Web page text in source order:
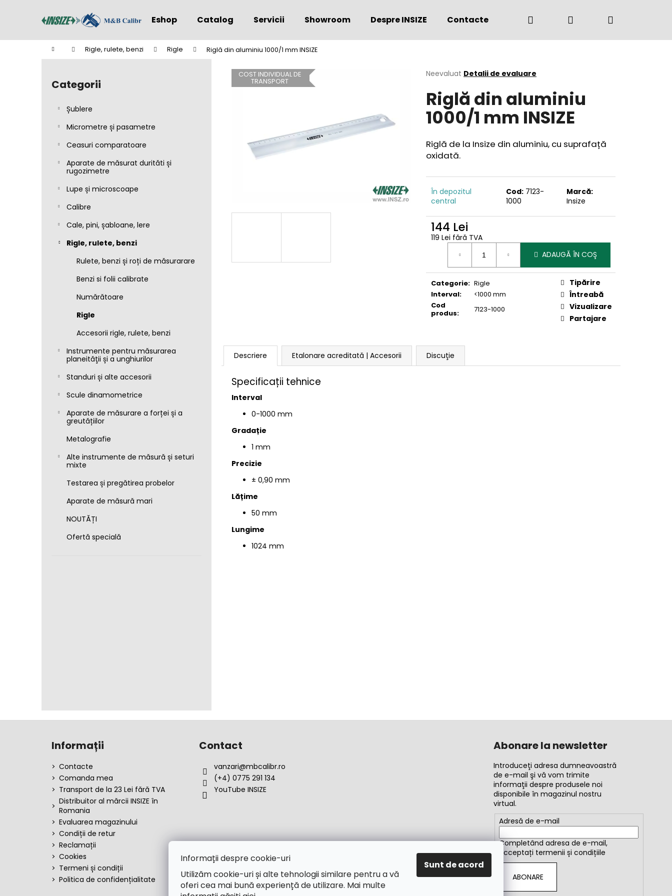
Informații despre cookie-uri
Utilizăm cookie-uri și alte tehnologii similare pentru a vă
oferi cea mai bună experiență de utilizare. Mai multe
Sunt de acord
Eshop Catalog Servicii Showroom Despre INSIZE Contacte (+4) 0775 291 134
Căutare Autentificare
Acasă Rigle, rulete, benzi Rigle Riglă din aluminiu 1000/1 mm INSIZE
B
Sari
Categorii
Șublere
Micrometre și pasametre
Ceasuri comparatoare
Aparate de măsurat durităti și
rugozimetre
Lupe și microscoape
Calibre
Cale, pini, șabloane, lere
Rigle, rulete, benzi
Rulete, benzi și roți de măsurarare
Benzi si folii calibrate
Numărătoare
Rigle
Accesorii rigle, rulete, benzi
Instrumente pentru măsurarea
planeităţii și a unghiurilor
Standuri și alte accesorii
Scule dinamometrice
Aparate de măsurare a forței și a
greutățiilor
Metalografie
Alte instrumente de măsură și seturi
mixte
Testarea și pregătirea probelor
Aparate de măsură mari
NOUTĂȚI
Ofertă specială
Evaluarea
a
produsului
este
0,0
5
stele.
Neevaluat Detalii de evaluare
Riglă din aluminiu
1000/1 mm INSIZE
Riglă de la Insize din aluminiu, cu suprafață
oxidată.
În depozitul
central
Cod: 7123-
1000
Marcă:
Insize
144 Lei
119 Lei fără TVA
Evaluare
ADAUGĂ ÎN COŞ
Categorie: Rigle
Interval:
<1000 mm
Cod
produs: 7123-1000
Tipărire
Întreabă
Vizualizare
Partajare
COST INDIVIDUAL DE
TRANSPORT
Descriere Etalonare acreditată | Accesorii Discuţie
Specificații tehnice
Interval
0-1000 mm
Gradație
1 mm
Precizie
± 0,90 mm
Lățime
50 mm
Lungime
1024 mm
Înapoi
la
Înapoi
la
Ce căutaţi?
Vă recomandăm
Informații
Contacte
Comanda mea
Transport de la 23 Lei fără TVA
Distribuitor al mărcii INSIZE în
Romania
Evaluarea magazinului
Condiții de retur
Reclamații
Cookies
Termeni și condiții
Politica de confidențialitate
Contact
vanzari@mbcalibr.ro
(+4) 0775 291 134
YouTube INSIZE
Abonare la newsletter
Introduceţi adresa dumneavoastră
de e-mail şi vă vom trimite
informaţii despre produsele noi
disponibile în magazinul nostru
virtual.
Adresă de e-mail
Completând adresa de e-mail,
acceptați termenii și condițiile
ABONARE